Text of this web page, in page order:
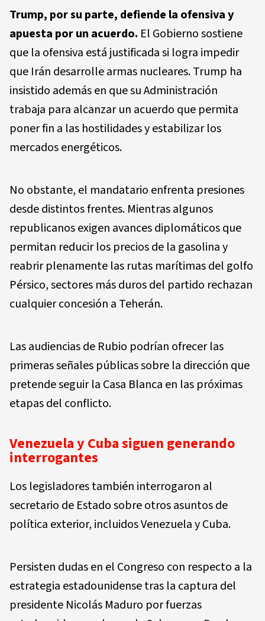
Trump, por su parte, defiende la ofensiva y
apuesta por un acuerdo. El Gobierno sostiene
que la ofensiva está justificada si logra impedir
que Irán desarrolle armas nucleares. Trump ha
insistido además en que su Administración
trabaja para alcanzar un acuerdo que permita
poner fin a las hostilidades y estabilizar los
mercados energéticos.
No obstante, el mandatario enfrenta presiones
desde distintos frentes. Mientras algunos
republicanos exigen avances diplomáticos que
permitan reducir los precios de la gasolina y
reabrir plenamente las rutas marítimas del golfo
Pérsico, sectores más duros del partido rechazan
cualquier concesión a Teherán.
Las audiencias de Rubio podrían ofrecer las
primeras señales públicas sobre la dirección que
pretende seguir la Casa Blanca en las próximas
etapas del conflicto.
Venezuela y Cuba siguen generando
interrogantes
Los legisladores también interrogaron al
secretario de Estado sobreotros asuntos de
política exterior, incluidos Venezuela y Cuba.
Persisten dudas en el Congreso con respecto a la
estrategia estadounidense tras la captura del
presidente Nicolás Maduro por fuerzas